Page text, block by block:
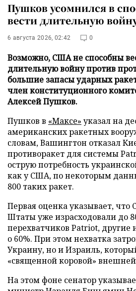
Пушков усомнился в
вести длительную
6 августа 2026, 02:42 0
Возможно, США не способны
длительную войну против
большие запасы ударных
член конституционного
Алексей Пушков.
Пушков в «Максе» указал на
американских ракетных
словам, Вашингтон отказал
противоракет для системы
острую потребность
как у США, по некоторым
800 таких ракет.
Первая оценка указывает, что
Штаты уже израсходовали до
перехватчиков Patriot, другие
о 60%. При этом нехватка
Украину, но и Израиль,
«священной коровой»
На этом фоне сенатор